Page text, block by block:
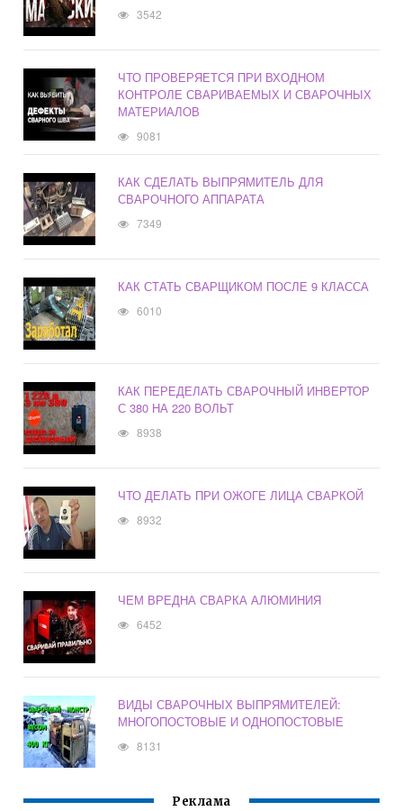
3542
ЧТО ПРОВЕРЯЕТСЯ ПРИ ВХОДНОМ
КОНТРОЛЕ СВАРИВАЕМЫХ И СВАРОЧНЫХ
МАТЕРИАЛОВ
9081
КАК СДЕЛАТЬ ВЫПРЯМИТЕЛЬ ДЛЯ
СВАРОЧНОГО АППАРАТА
7349
КАК СТАТЬ СВАРЩИКОМ ПОСЛЕ 9 КЛАССА
6010
КАК ПЕРЕДЕЛАТЬ СВАРОЧНЫЙ ИНВЕРТОР
С 380 НА 220 ВОЛЬТ
8938
ЧТО ДЕЛАТЬ ПРИ ОЖОГЕ ЛИЦА СВАРКОЙ
8932
ЧЕМ ВРЕДНА СВАРКА АЛЮМИНИЯ
6452
ВИДЫ СВАРОЧНЫХ ВЫПРЯМИТЕЛЕЙ:
МНОГОПОСТОВЫЕ И ОДНОПОСТОВЫЕ
8131
Реклама